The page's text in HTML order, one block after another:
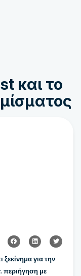
και το
ξεκίνημα για την
περιήγηση με